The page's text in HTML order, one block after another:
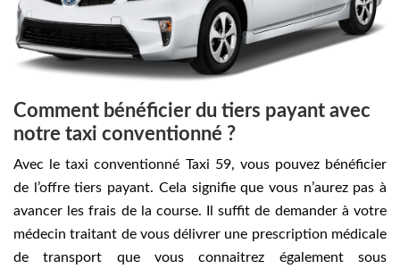
Comment bénéficier du tiers payant avec
notre taxi conventionné ?
Avec le taxi conventionné Taxi 59, vous pouvez bénéficier
de l’offre tiers payant. Cela signifie que vous n’aurez pas à
avancer les frais de la course. Il suffit de demander à votre
médecin traitant de vous délivrer une prescription médicale
de transport que vous connaitrez également sous